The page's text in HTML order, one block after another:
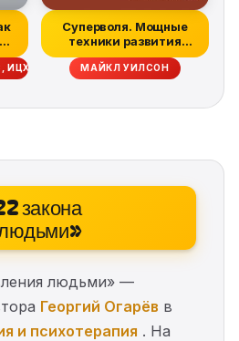
ИЦХАК АДИЗЕС
Суперволя. Мощные
техники развития
самодисциплины
МАЙКЛ УИЛСОН
закона
людьми» —
Георгий Огарёв в
и психотерапия . На